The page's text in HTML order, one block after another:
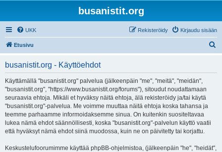
busanistit.org
UKK Kirjaudu sisään
Rekisteröidy
Etusivu
busanistit.org - Käyttöehdot
Käyttämällä "busanistit.org" palvelua (jälkeenpäin "me", "meitä", "meidän",
"busanistit.org", "https://www.busanistit.org/forums"), sitoudut noudattamaan
seuraavia ehtoja. Mikäli et hyväksy näitä ehtoja, älä rekisteröidy ja/tai käytä
"busanistit.org"-palvelua. Me voimme muuttaa näitä ehtoja koska tahansa ja
teemme parhaamme informoidaksemme sinua. On kuitenkin suositeltavaa
lukea nämä ehdot säännöllisesti, koska "busanistit.org"-palvelun käyttö vaatii
että hyväksyt nämä ehdot siinä muodossa, kuin ne on päivitetty tai korjattu.
Keskustelufoorumimme käyttää phpBB-ohjelmistoa, (jälkeenpäin "he", "heidät",